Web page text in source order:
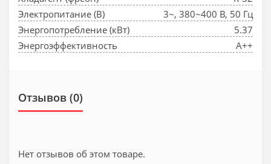
Электропитание (В)
3~, 380~400 В, 50 Гц
Энергопотребление (кВт)
5.37
Энергоэффективность
A++
Отзывов (0)
Нет отзывов об этом товаре.